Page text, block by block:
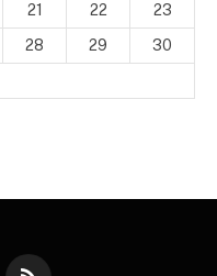
21 22
23
28 29
30